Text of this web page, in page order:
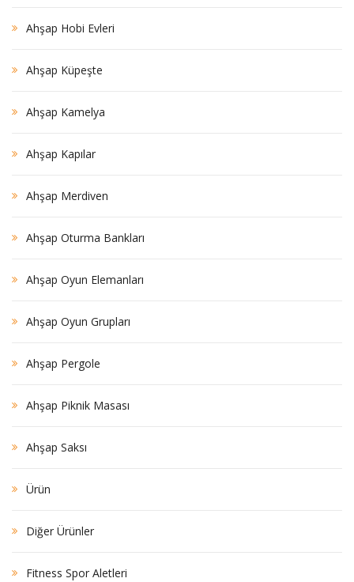
Ahşap Hobi Evleri
Ahşap Küpeşte
Ahşap Kamelya
Ahşap Kapılar
Ahşap Merdiven
Ahşap Oturma Bankları
Ahşap Oyun Elemanları
Ahşap Oyun Grupları
Ahşap Pergole
Ahşap Piknik Masası
Ahşap Saksı
Ürün
Diğer Ürünler
Fitness Spor Aletleri